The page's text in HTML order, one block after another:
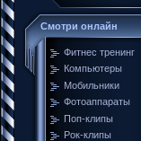
Смотри онлайн
Фитнес тренинг
Компьютеры
Мобильники
Фотоаппараты
Поп-клипы
Рок-клипы